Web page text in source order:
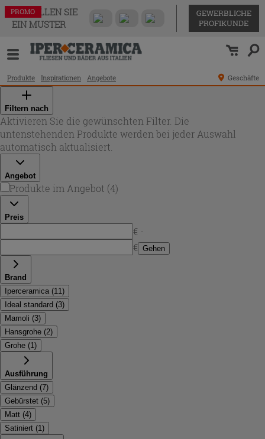
BESTELLEN SIE
EIN MUSTER
GEWERBLICHE
PROFIKUNDE
Produkte Inspirationen Angebote Geschäfte
Filtern nach
Aktivieren Sie die gewünschten Filter. Die
untenstehenden Produkte werden bei jeder Auswahl
automatisch aktualisiert.
Angebot
Produkte im Angebot (4)
Preis
€ -
€ Gehen
Brand
Iperceramica (11)
Ideal standard (3)
Mamoli (3)
Hansgrohe (2)
Grohe (1)
Ausführung
Glänzend (7)
Gebürstet (5)
Matt (4)
Satiniert (1)
PROMO
PROMO
PROMO
PROMO